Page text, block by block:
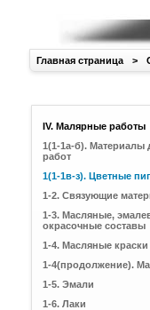
Главная страница >
IV. Малярные работы
1(1-1а-б). Материалы
работ
1(1-1в-з). Цветные
1-2. Связующие
1-3. Масляные,
окрасочные составы
1-4. Масляные краски
1-4(продолжение).
1-5. Эмали
1-6. Лаки